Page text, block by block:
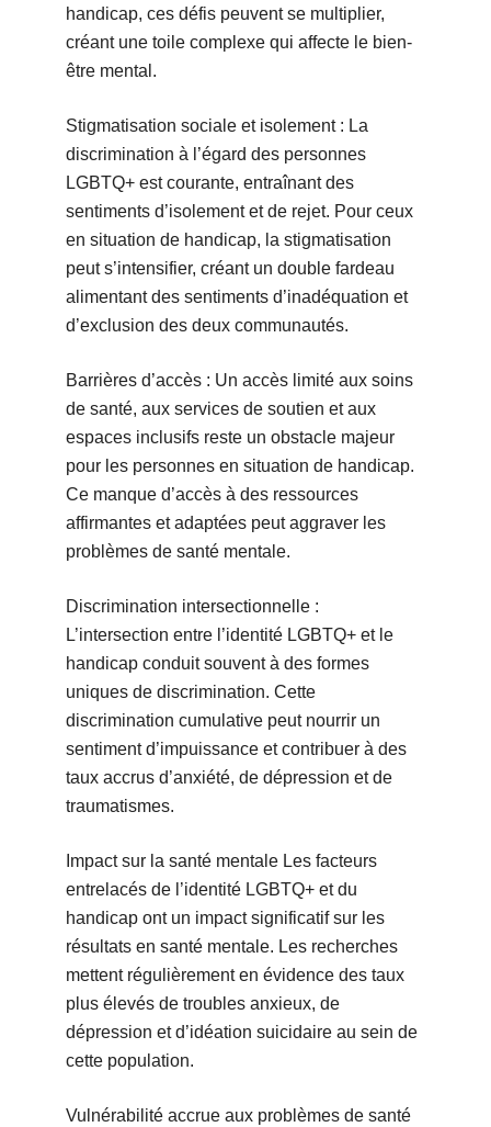
handicap, ces défis peuvent se multiplier,
créant une toile complexe qui affecte le bien-
être mental.
Stigmatisation sociale et isolement : La
discrimination à l’égard des personnes
LGBTQ+ est courante, entraînant des
sentiments d’isolement et de rejet. Pour ceux
en situation de handicap, la stigmatisation
peut s’intensifier, créant un double fardeau
alimentant des sentiments d’inadéquation et
d’exclusion des deux communautés.
Barrières d’accès : Un accès limité aux soins
de santé, aux services de soutien et aux
espaces inclusifs reste un obstacle majeur
pour les personnes en situation de handicap.
Ce manque d’accès à des ressources
affirmantes et adaptées peut aggraver les
problèmes de santé mentale.
Discrimination intersectionnelle :
L’intersection entre l’identité LGBTQ+ et le
handicap conduit souvent à des formes
uniques de discrimination. Cette
discrimination cumulative peut nourrir un
sentiment d’impuissance et contribuer à des
taux accrus d’anxiété, de dépression et de
traumatismes.
Impact sur la santé mentale Les facteurs
entrelacés de l’identité LGBTQ+ et du
handicap ont un impact significatif sur les
résultats en santé mentale. Les recherches
mettent régulièrement en évidence des taux
plus élevés de troubles anxieux, de
dépression et d’idéation suicidaire au sein de
cette population.
Vulnérabilité accrue aux problèmes de santé